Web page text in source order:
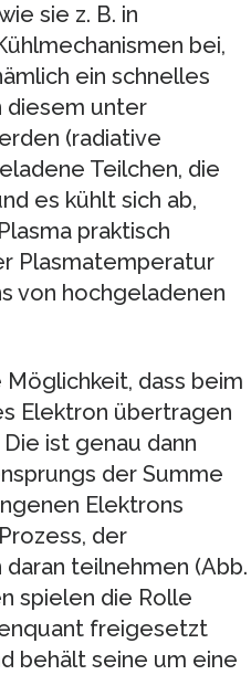
sie z. B. in
bei,
ein schnelles
diesem unter
(radiative
Teilchen, die
es kühlt sich ab,
praktisch
Plasmatemperatur
von hochgeladenen
dass beim
Elektron übertragen
ist genau dann
der Summe
Elektrons
der
teilnehmen (Abb.
spielen die Rolle
freigesetzt
behält seine um eine